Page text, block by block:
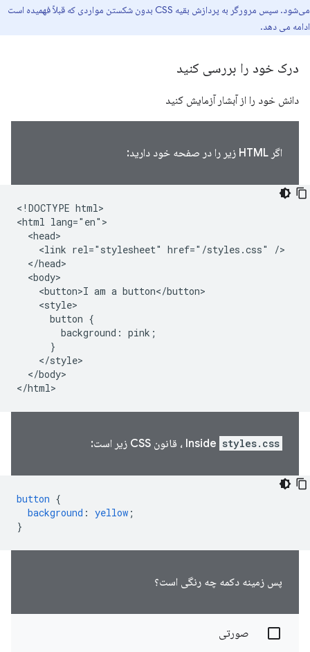
می‌شود. سپس مرورگر به پردازش بقیه CSS بدون شکستن مواردی که قبلاً فهمیده است
ادامه می دهد.
درک خود را بررسی کنید
دانش خود را از آبشار آزمایش کنید
اگر HTML زیر را در صفحه خود دارید:
<!DOCTYPE html>
<html lang="en">
  <head>
    <link rel="stylesheet" href="/styles.css" />
  </head>
  <body>
    <button>I am a button</button>
    <style>
      button {
        background: pink;
      }
    </style>
  </body>
</html>
Inside styles.css ، قانون CSS زیر است:
button {
background : yellow ;
}
پس زمینه دکمه چه رنگی است؟
صورتی